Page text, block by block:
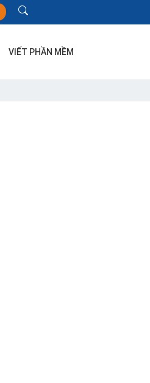
VIẾT PHẦN MỀM